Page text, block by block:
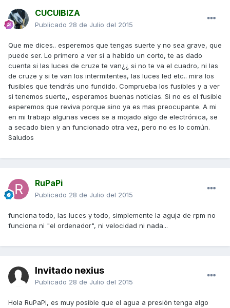
CUCUIBIZA
Publicado 28 de Julio del 2015
Que me dices.. esperemos que tengas suerte y no sea grave, que
puede ser. Lo primero a ver si a habido un corto, te as dado
cuenta si las luces de cruze te van¿¿ si no te va el cuadro, ni las
de cruze y si te van los intermitentes, las luces led etc.. mira los
fusibles que tendrás uno fundido. Comprueba los fusibles y a ver
si tenemos suerte,, esperamos buenas noticias. Si no es el fusible
esperemos que reviva porque sino ya es mas preocupante. A mi
en mi trabajo algunas veces se a mojado algo de electrónica, se
a secado bien y an funcionado otra vez, pero no es lo común.
Saludos
RuPaPi
Publicado 28 de Julio del 2015
funciona todo, las luces y todo, simplemente la aguja de rpm no
funciona ni "el ordenador", ni velocidad ni nada...
Invitado nexius
Publicado 28 de Julio del 2015
Hola RuPaPi, es muy posible que el agua a presión tenga algo